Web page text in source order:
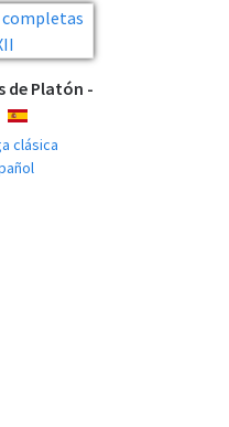
de Platón -
ESPAÑOL
clásica